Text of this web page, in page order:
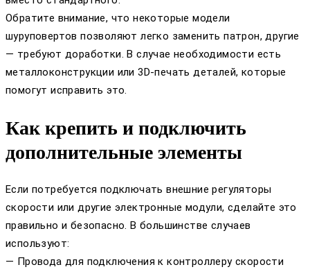
Обратите внимание, что некоторые модели
шуруповертов позволяют легко заменить патрон, другие
— требуют доработки. В случае необходимости есть
металлоконструкции или 3D-печать деталей, которые
помогут исправить это.
Как крепить и подключить
дополнительные элементы
Если потребуется подключать внешние регуляторы
скорости или другие электронные модули, сделайте это
правильно и безопасно. В большинстве случаев
используют:
— Провода для подключения к контроллеру скорости